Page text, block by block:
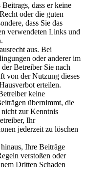
dass er keine
oder die guten
dass Sie das
verwendeten Links und
aus. Bei
oder anderer im
Betreiber Sie nach
von der Nutzung dieses
erteilen.
keine
übernimmt, die
nicht zur Kenntnis
Ihr
jederzeit zu löschen
Ihre Beiträge
verstoßen oder
Dritten Schaden